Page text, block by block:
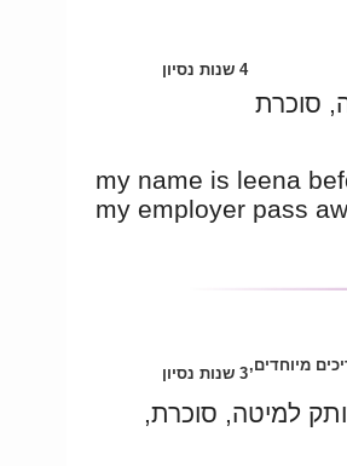
4 שנות נסיון
סוכרת
my name is leena
my employer pass
מיוחדים,3 שנות נסיון
למיטה, סוכרת,